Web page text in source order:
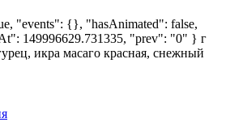
"events": {}, "hasAnimated": false,
149996629.731335, "prev": "0" } г
икра масаго красная, снежный